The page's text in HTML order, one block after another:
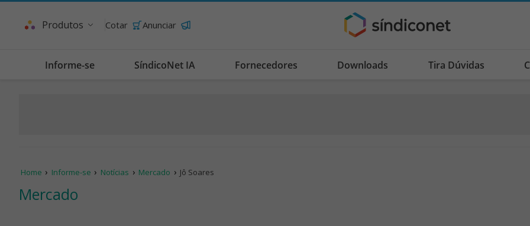
Produtos Cotar Anunciar
Informe-se SíndicoNet IA Fornecedores Downloads Tira Dúvidas
Home Informe-se Notícias Mercado Jô Soares
Mercado